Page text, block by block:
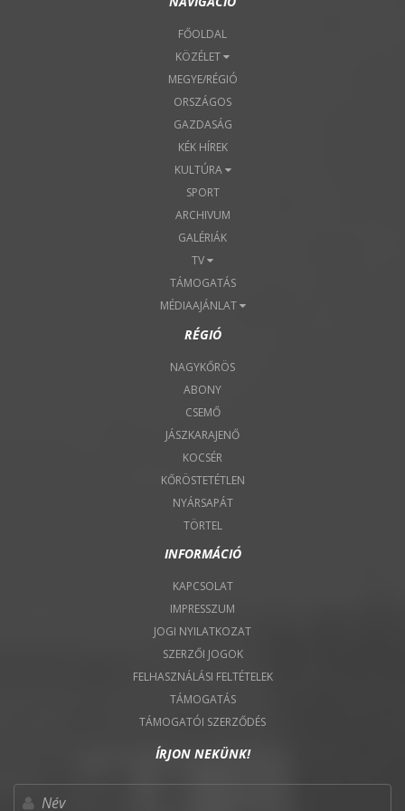
FŐOLDAL
KÖZÉLET
MEGYE/RÉGIÓ
ORSZÁGOS
GAZDASÁG
KÉK HÍREK
KULTÚRA
SPORT
ARCHIVUM
GALÉRIÁK
TV
TÁMOGATÁS
MÉDIAAJÁNLAT
RÉGIÓ
NAGYKŐRÖS
ABONY
CSEMŐ
JÁSZKARAJENŐ
KOCSÉR
KŐRÖSTETÉTLEN
NYÁRSAPÁT
TÖRTEL
INFORMÁCIÓ
KAPCSOLAT
IMPRESSZUM
JOGI NYILATKOZAT
SZERZŐI JOGOK
FELHASZNÁLÁSI FELTÉTELEK
TÁMOGATÁS
TÁMOGATÓI SZERZŐDÉS
ÍRJON NEKÜNK!